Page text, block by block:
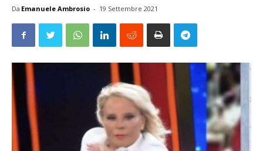
Da Emanuele Ambrosio - 19 Settembre 2021